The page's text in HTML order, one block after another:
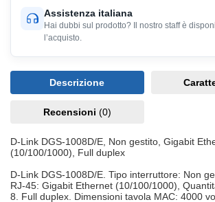
Assistenza italiana
Hai dubbi sul prodotto? Il nostro staff è
l’acquisto.
Descrizione
Recensioni (0)
D-Link DGS-1008D/E, Non gestito, Gigabit
(10/100/1000), Full duplex
D-Link DGS-1008D/E. Tipo interruttore: Non
RJ-45: Gigabit Ethernet (10/100/1000),
8. Full duplex. Dimensioni tavola MAC: 4000